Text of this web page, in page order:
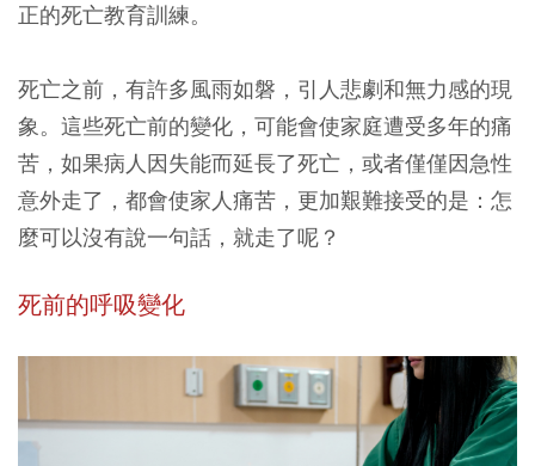
正的死亡教育訓練。
死亡之前，有許多風雨如磐，引人悲劇和無力感的現
象。這些死亡前的變化，可能會使家庭遭受多年的痛
苦，如果病人因失能而延長了死亡，或者僅僅因急性
意外走了，都會使家人痛苦，更加艱難接受的是： 怎
麼可以沒有說一句話，就走了呢？
死前的呼吸變化